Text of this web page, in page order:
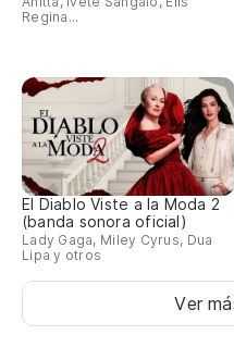
Regina...
El Diablo Viste a la Moda 2
(banda sonora oficial)
Lady Gaga, Miley Cyrus, Dua
Lipa y otros
Ver